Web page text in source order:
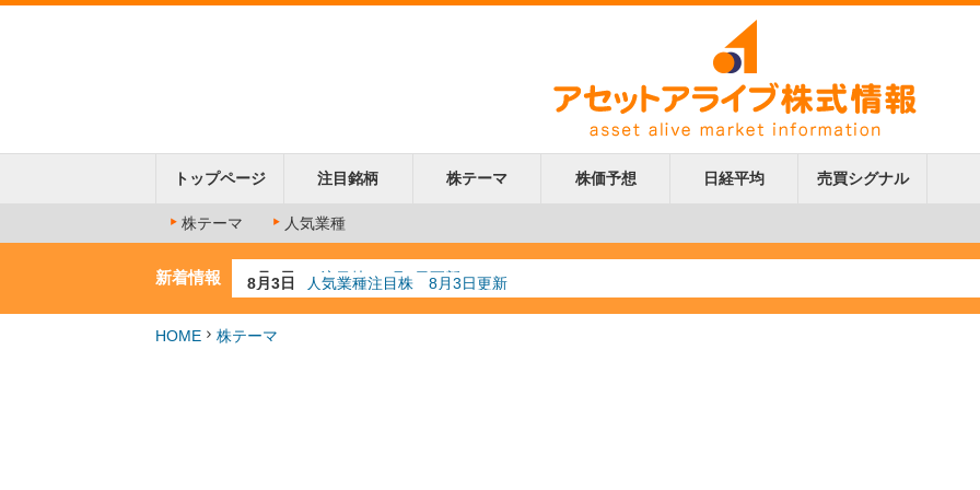
トップページ 注目銘柄 株テーマ 株価予想 日経平均 売買シグナル
株テーマ 人気業種
新着情報 8月3日
人気業種注目株 8月3日更新
8月2日
金融注目株 8月2日更新
7月10日
HOME 株テーマ